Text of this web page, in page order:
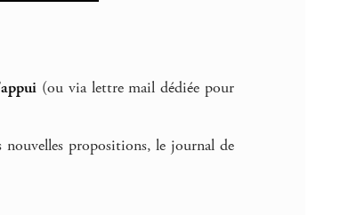
(ou via lettre mail dédiée pour
nouvelles propositions, le journal de